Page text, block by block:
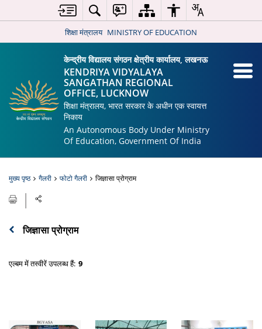
शिक्षा मंत्रालय MINISTRY OF EDUCATION
केन्द्रीय विद्यालय संगठन क्षेत्रीय कार्यालय, लखनऊ
KENDRIYA VIDYALAYA
SANGATHAN REGIONAL
OFFICE, LUCKNOW
शिक्षा मंत्रालय, भारत सरकार के अधीन एक स्वायत्त
निकाय
An Autonomous Body Under Ministry
Of Education, Government Of India
मुख्य पृष्ठ गैलरी फोटो गैलरी जिज्ञासा प्रोग्राम
जिज्ञासा प्रोग्राम
एल्बम में तस्वीरें उपलब्ध हैं: 9